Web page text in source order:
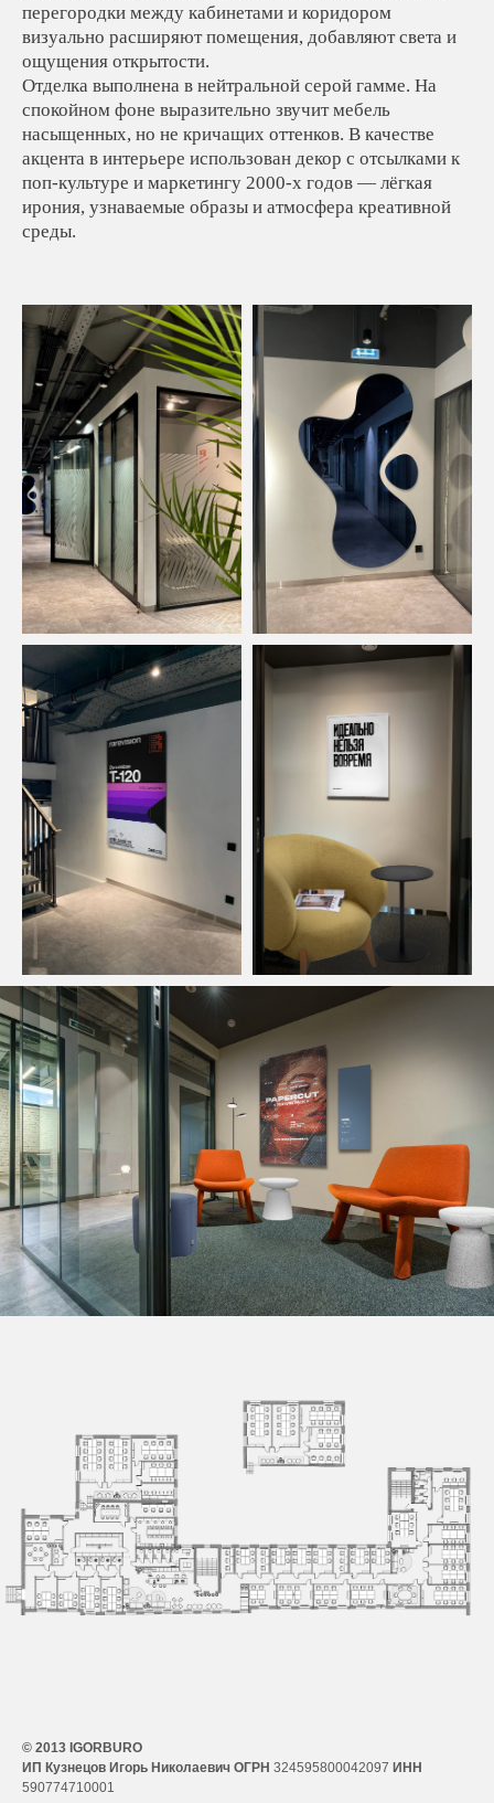
перегородки между кабинетами и коридором
визуально расширяют помещения, добавляют света и
ощущения открытости.
Отделка выполнена в нейтральной серой гамме. На
спокойном фоне выразительно звучит мебель
насыщенных, но не кричащих оттенков. В качестве
акцента в интерьере использован декор с отсылками к
поп-культуре и маркетингу 2000-х годов — лёгкая
ирония, узнаваемые образы и атмосфера креативной
среды.
© 2013 IGORBURO
ИП Кузнецов Игорь Николаевич ОГРН 324595800042097 ИНН
590774710001